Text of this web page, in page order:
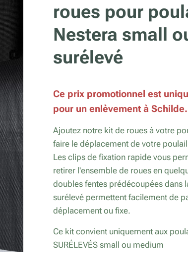
roues pour
Nestera small
surélevé
Ce prix promotionnel est
pour un enlèvement à Schilde.
Ajoutez notre kit de roues à votre
faire le déplacement de votre
Les clips de fixation rapide vous
retirer l'ensemble de roues en
doubles fentes prédécoupées dans
surélevé permettent facilement de
déplacement ou fixe.
Ce kit convient uniquement aux
SURÉLEVÉS small ou medium